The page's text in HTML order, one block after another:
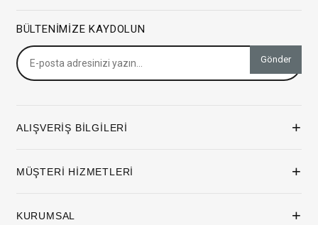
BÜLTENIMIZE KAYDOLUN
Gönder
ALIŞVERİŞ BİLGİLERİ +
MÜŞTERİ HİZMETLERİ +
KURUMSAL +